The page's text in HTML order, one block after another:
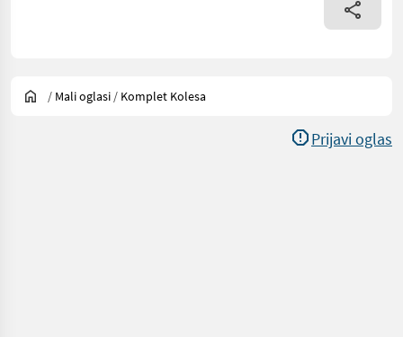
/ Mali oglasi / Komplet Kolesa
Prijavi oglas